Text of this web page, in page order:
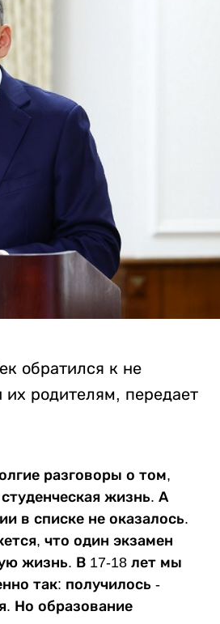
обратился к не
их родителям, передает
разговоры о том,
жизнь. А
в списке не оказалось.
что один экзамен
жизнь. В 17-18 лет мы
так: получилось -
Но образование